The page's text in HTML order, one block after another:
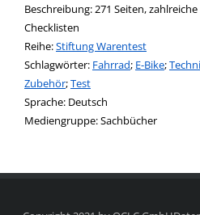
Beschreibung:271 Seiten,
Checklisten
Reihe:Stiftung Warentest
Schlagwörter: Fahrrad; E-Bike;
Zubehör;Test
Suche nach dieser Beteiligten Person
Sprache: Deutsch
Mediengruppe:Sachbücher